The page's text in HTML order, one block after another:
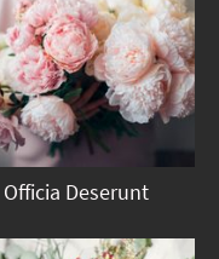
Officia Deserunt